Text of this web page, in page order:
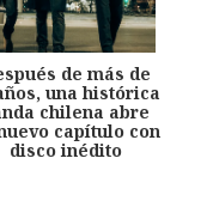
de más de
una histórica
chilena abre
capítulo con
disco inédito